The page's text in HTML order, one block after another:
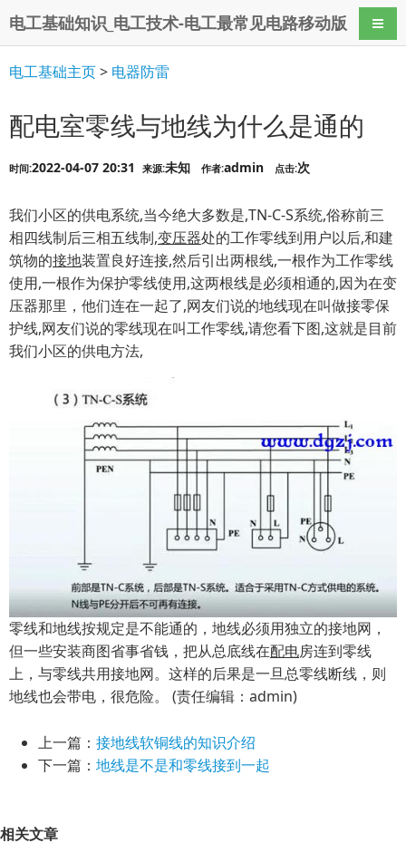
电工基础知识_电工技术-电工最常见电路移动版 导航
电工基础主页> 电器防雷
配电室零线与地线为什么是通的
时间:2022-04-07 20:31 来源:未知 作者:admin 点击:次
我们小区的供电系统,当今绝大多数是,TN-C-S系统,俗称前三
相四线制后三相五线制,变压器处的工作零线到用户以后,和建
筑物的接地装置良好连接,然后引出两根线,一根作为工作零线
使用,一根作为保护零线使用,这两根线是必须相通的,因为在变
压器那里，他们连在一起了,网友们说的地线现在叫做接零保
护线,网友们说的零线现在叫工作零线,请您看下图,这就是目前
我们小区的供电方法,
零线和地线按规定是不能通的，地线必须用独立的接地网，
但一些安装商图省事省钱，把从总底线在配电房连到零线
上，与零线共用接地网。这样的后果是一旦总零线断线，则
地线也会带电，很危险。 (责任编辑：admin)
上一篇： 接地线软铜线的知识介绍
下一篇： 地线是不是和零线接到一起
相关文章